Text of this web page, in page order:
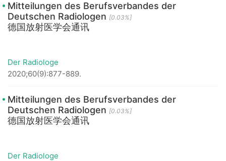
Mitteilungen des Berufsverbandes der
Deutschen Radiologen [0.03%]
德国放射医学会通讯
Der Radiologe
2020;60(9):877-889.
Mitteilungen des Berufsverbandes der
Deutschen Radiologen [0.03%]
德国放射医学会通讯
Der Radiologe